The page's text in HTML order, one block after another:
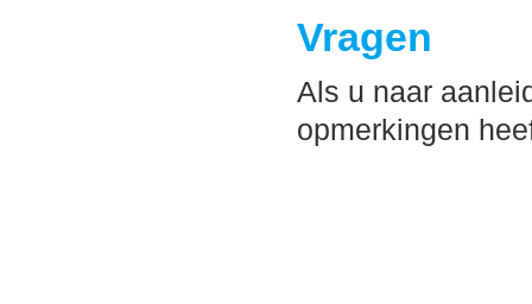
Vragen
Als u naar
opmerkingen